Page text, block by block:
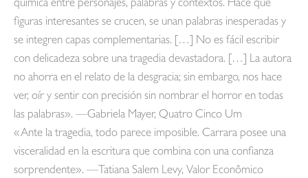
química entre personajes, palabras y contextos. Hace que
figuras interesantes se crucen, se unan palabras inesperadas y
se integren capas complementarias. […] No es fácil escribir
con delicadeza sobre una tragedia devastadora. […] La autora
no ahorra en el relato de la desgracia; sin embargo, nos hace
ver, oír y sentir con precisión sin nombrar el horror en todas
las palabras». —Gabriela Mayer, Quatro Cinco Um
«Ante la tragedia, todo parece imposible. Carrara posee una
visceralidad en la escritura que combina con una confianza
sorprendente». —Tatiana Salem Levy, Valor Econômico